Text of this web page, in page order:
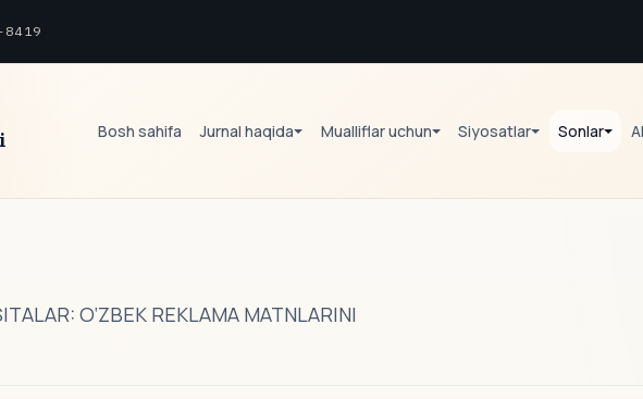
Bosh sahifa Jurnal haqida Mualliflar uchun Siyosatlar Sonlar
O‘ZBEK REKLAMA MATNLARINI